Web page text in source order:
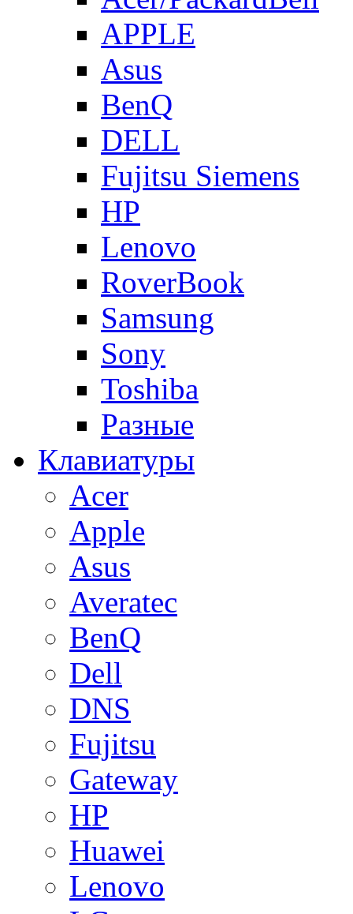
APPLE
Asus
BenQ
DELL
Fujitsu Siemens
HP
Lenovo
RoverBook
Samsung
Sony
Toshiba
Разные
Клавиатуры
Acer
Apple
Asus
Averatec
BenQ
Dell
DNS
Fujitsu
Gateway
HP
Huawei
Lenovo